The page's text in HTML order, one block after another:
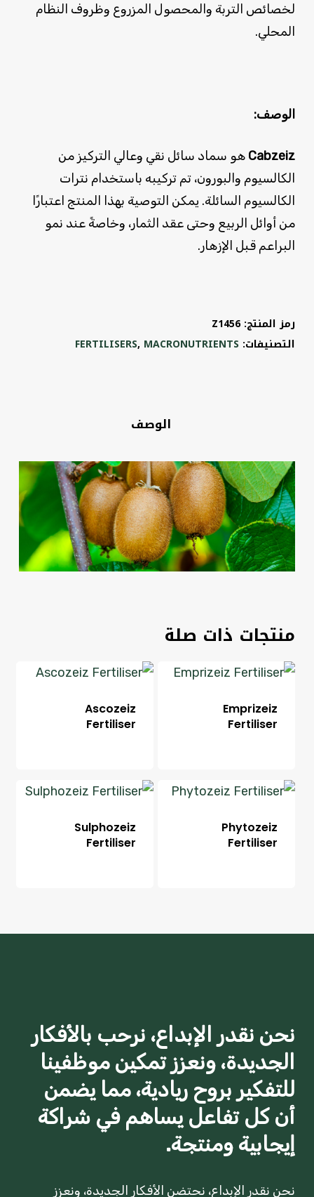
لخصائص التربة والمحصول المزروع وظروف النظام
المحلي.
الوصف:
Cabzeiz هو سماد سائل نقي وعالي التركيز من
الكالسيوم والبورون، تم تركيبه باستخدام نترات
الكالسيوم السائلة. يمكن التوصية بهذا المنتج اعتبارًا
من أوائل الربيع وحتى عقد الثمار، وخاصةً عند نمو
البراعم قبل الإزهار.
رمز المنتج:Z1456
التصنيفات:
FERTILISERS, MACRONUTRIENTS
الوصف
منتجات ذات صلة
Emprizeiz
Fertiliser
Ascozeiz
Fertiliser
Phytozeiz
Fertiliser
Sulphozeiz
Fertiliser
نحن نقدر الإبداع، نرحب بالأفكار
الجديدة، ونعزز تمكين موظفينا
للتفكير بروح ريادية، مما يضمن
أن كل تفاعل يساهم في شراكة
إيجابية ومنتجة.
نحن نقدر الإبداع، نحتضن الأفكار الجديدة، ونعزز